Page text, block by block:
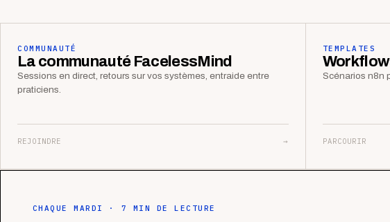
COMMUNAUTÉ
La communauté FacelessMind
Sessions en direct, retours sur vos systèmes, entraide entre
praticiens.
REJOINDRE →
TEMPLATES
Scénarios n8n
PARCOURIR
CHAQUE MARDI · 7 MIN DE LECTURE